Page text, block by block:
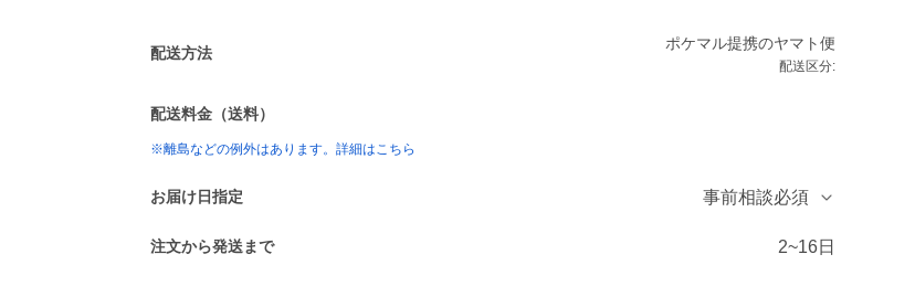
配送方法
ポケマル提携のヤマト便
配送区分:
配送料金（送料）
※離島などの例外はあります。詳細はこちら
お届け日指定 事前相談必須
注文から発送まで 2~16日